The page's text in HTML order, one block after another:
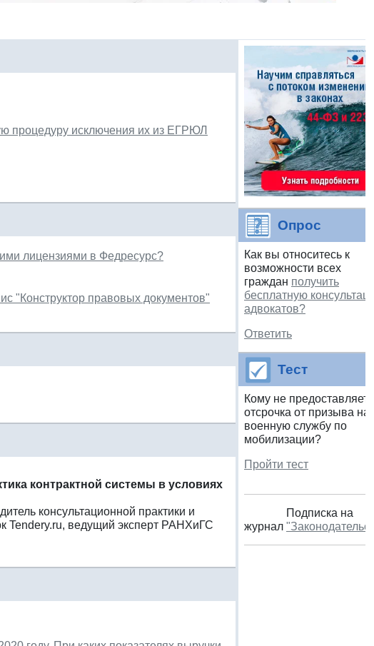
процедуру исключения их из ЕГРЮЛ
лицензиями в Федресурс?
"Конструктор правовых документов"
контрактной системы в условиях
консультационной практики и
Tendery.ru, ведущий эксперт РАНХиГС
Опрос
Как вы относитесь к
возможности всех
граждан получить
бесплатную
адвокатов?
Ответить
Тест
Кому не
отсрочка от призыва на
военную службу по
мобилизации?
Пройти тест
Подписка на
журнал